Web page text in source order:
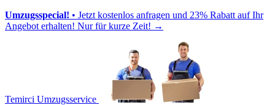
Umzugsspecial! • Jetzt kostenlos anfragen und 23% Rabatt auf Ihr
Angebot erhalten! Nur für kurze Zeit! →
Temirci Umzugsservice